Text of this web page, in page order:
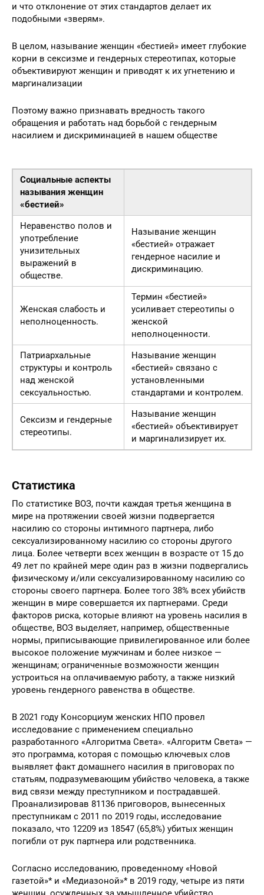
и что отклонение от этих стандартов делает их
подобными «зверям».
В целом, называние женщин «бестией» имеет глубокие
корни в сексизме и гендерных стереотипах, которые
объективируют женщин и приводят к их угнетению и
маргинализации
Поэтому важно признавать вредность такого
обращения и работать над борьбой с гендерным
насилием и дискриминацией в нашем обществе
Социальные аспекты
называния женщин
«бестией»
Неравенство полов и
употребление
унизительных
выражений в
обществе.
Называние женщин
«бестией» отражает
гендерное насилие и
дискриминацию.
Женская слабость и
неполноценность.
Термин «бестией»
усиливает стереотипы о
женской
неполноценности.
Патриархальные
структуры и контроль
над женской
сексуальностью.
Называние женщин
«бестией» связано с
установленными
стандартами и контролем.
Сексизм и гендерные
стереотипы.
Называние женщин
«бестией» объективирует
и маргинализирует их.
Статистика
По статистике ВОЗ, почти каждая третья женщина в
мире на протяжении своей жизни подвергается
насилию со стороны интимного партнера, либо
сексуализированному насилию со стороны другого
лица. Более четверти всех женщин в возрасте от 15 до
49 лет по крайней мере один раз в жизни подвергались
физическому и/или сексуализированному насилию со
стороны своего партнера. Более того 38% всех убийств
женщин в мире совершается их партнерами. Среди
факторов риска, которые влияют на уровень насилия в
обществе, ВОЗ выделяет, например, общественные
нормы, приписывающие привилегированное или более
высокое положение мужчинам и более низкое —
женщинам; ограниченные возможности женщин
устроиться на оплачиваемую работу, а также низкий
уровень гендерного равенства в обществе.
В 2021 году Консорциум женских НПО провел
исследование с применением специально
разработанного «Алгоритма Света». «Алгоритм Света» —
это программа, которая с помощью ключевых слов
выявляет факт домашнего насилия в приговорах по
статьям, подразумевающим убийство человека, а также
вид связи между преступником и пострадавшей.
Проанализировав 81136 приговоров, вынесенных
преступникам с 2011 по 2019 годы, исследование
показало, что 12209 из 18547 (65,8%) убитых женщин
погибли от рук партнера или родственника.
Согласно исследованию, проведенному «Новой
газетой»* и «Медиазоной»* в 2019 году, четыре из пяти